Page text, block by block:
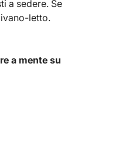
a sedere. Se
letto.
a mente su